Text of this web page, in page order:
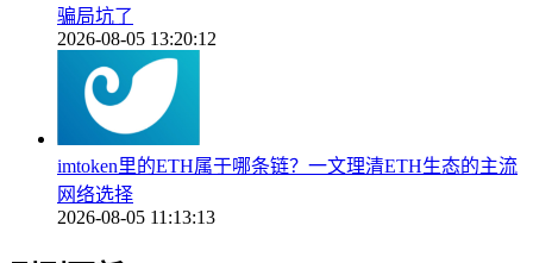
骗局坑了
2026-08-05 13:20:12
imtoken里的ETH属于哪条链？一文理清ETH生态的主流
网络选择
2026-08-05 11:13:13